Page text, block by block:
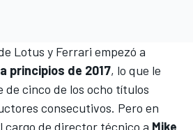
Lotus y Ferrari empezó a
a principios de 2017, lo que le
cinco de los ocho títulos
consecutivos. Pero en
cargo de director técnico a Mike